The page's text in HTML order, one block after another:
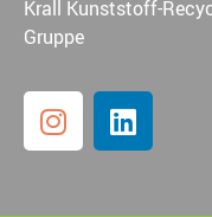
Krall Kunststoff-
Gruppe